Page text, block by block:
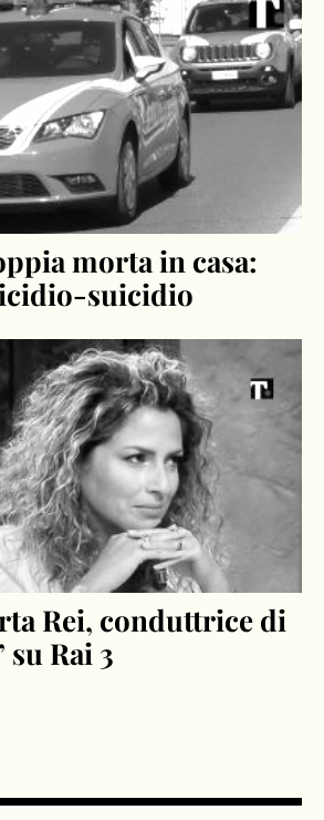
morta in casa:
suicidio
Rei, conduttrice di
su Rai 3